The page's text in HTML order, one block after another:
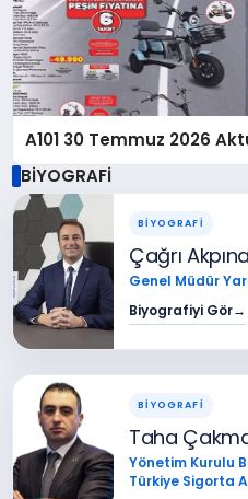
A101 30 Temmuz 2026
BİYOGRAFİ
BİYOGRAFİ
Çağrı
Genel Müdür
Biyografiyi Gör→
BİYOGRAFİ
Taha
Yönetim Kurulu
Türkiye Sigorta